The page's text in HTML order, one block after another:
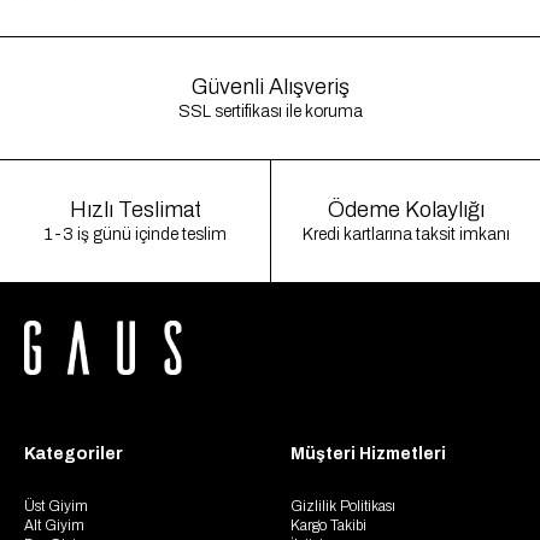
Güvenli Alışveriş
SSL sertifikası ile koruma
Hızlı Teslimat
1-3 iş günü içinde teslim
Ödeme Kolaylığı
Kredi kartlarına taksit imkanı
Kategoriler
Üst Giyim
Alt Giyim
Müşteri Hizmetleri
Gizlilik Politikası
Kargo Takibi